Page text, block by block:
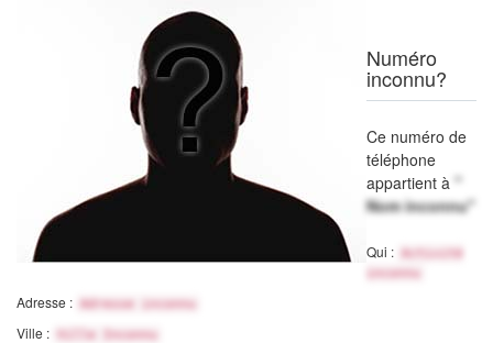
Numéro
inconnu?
Ce numéro de
téléphone
appartient à "
Nom inconnu"
Qui :
Activité
inconnu
Adresse : Adresse inconnu
Ville : Ville Inconnu